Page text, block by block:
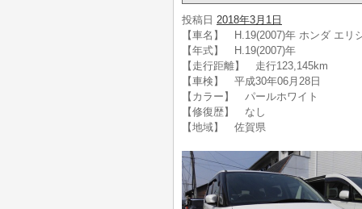
投稿日 2018年3月1日
【車名】 H.19(2007)年 ホンダ エリ
【年式】 H.19(2007)年
【走行距離】 走行123,145km
【車検】 平成30年06月28日
【カラー】 パールホワイト
【修復歴】 なし
【地域】 佐賀県